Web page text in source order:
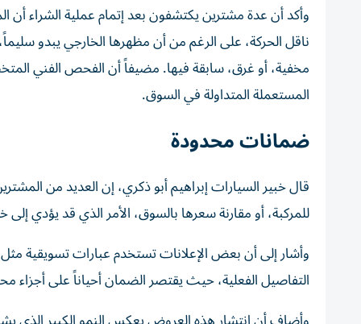
وأكد أن عدة مشترين يكتشفون بعد إتمام عملية الشراء
ناقل الحركة، على الرغم من أن مظهرها الخارجي يبدو
مخفية، أو غرق، سابقة فيها. مضيفاً أن الفحص الفني
المستعملة المتداولة في السوق.
ضمانات محدودة
قال خبير السيارات إبراهيم أبو ذكري، إن العديد من
للمركبة، أو مقارنة سعرها بالسوق، الأمر الذي قد يؤدي
وأشار إلى أن بعض الإعلانات تستخدم عبارات تسويقية
التفاصيل الفعلية، حيث يقتصر الضمان أحياناً على